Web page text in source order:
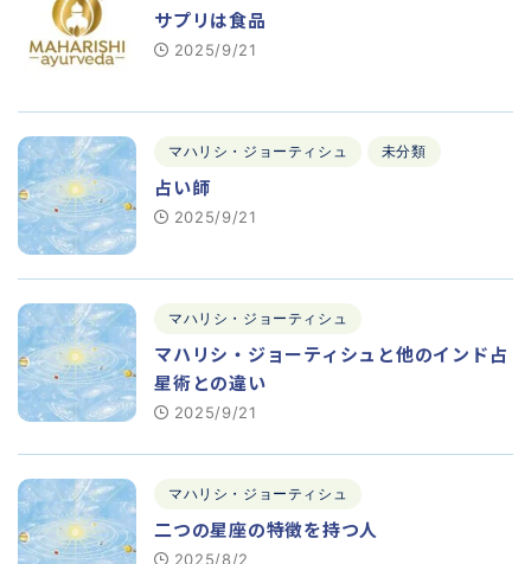
サプリは食品
2025/9/21
マハリシ・ジョーティシュ 未分類
占い師
2025/9/21
マハリシ・ジョーティシュ
マハリシ・ジョーティシュと他のインド占
星術との違い
2025/9/21
マハリシ・ジョーティシュ
二つの星座の特徴を持つ人
2025/8/2